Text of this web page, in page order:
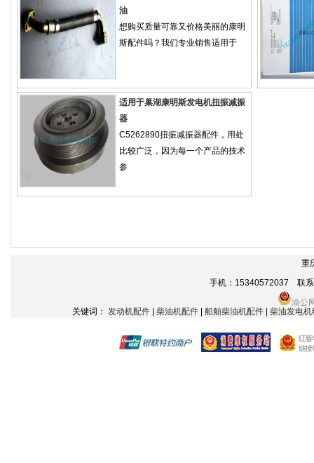
油
想购买质量可靠又价格美丽的康明
斯配件吗？我们专业销售适用于
适用于巢湖康明斯发电机扭振减振
器
C5262890扭振减振器配件，用处
比较广泛，因为每一个产品的技术
参
重
手机：15340572037 联
渝公
关键词： 发动机配件 | 柴油机配件 | 船舶柴油机配件 | 柴油发电机